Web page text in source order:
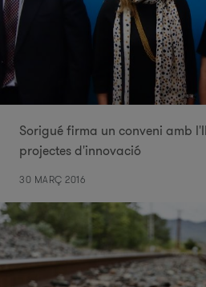
Sorigué firma un conveni amb
projectes d'innovació
30 MARÇ 2016